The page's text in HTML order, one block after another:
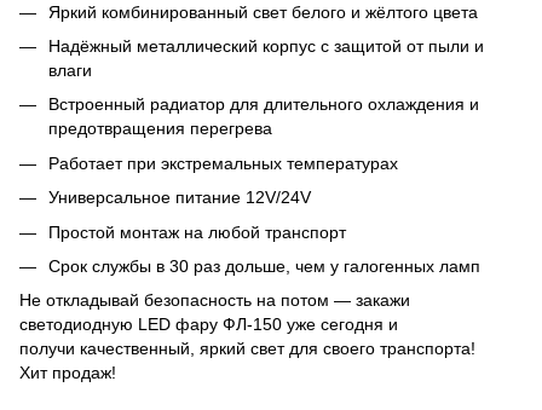
Яркий комбинированный свет белого и жёлтого цвета
Надёжный металлический корпус с защитой от пыли и
влаги
Встроенный радиатор для длительного охлаждения и
предотвращения перегрева
Работает при экстремальных температурах
Универсальное питание 12V/24V
Простой монтаж на любой транспорт
Срок службы в 30 раз дольше, чем у галогенных ламп
Не откладывай безопасность на потом — закажи
светодиодную LED фару ФЛ-150 уже сегодня и
получи качественный, яркий свет для своего транспорта!
Хит продаж!